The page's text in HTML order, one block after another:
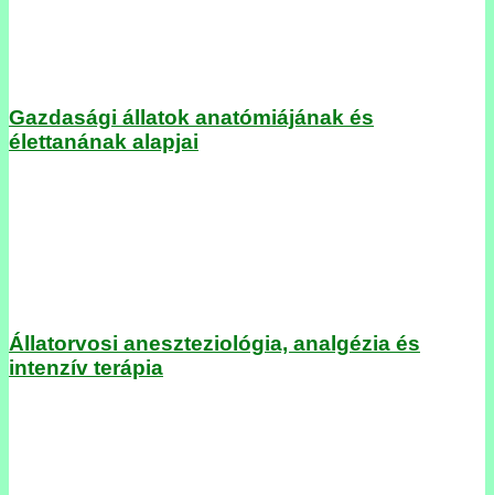
Gazdasági állatok anatómiájának és
élettanának alapjai
Állatorvosi aneszteziológia, analgézia és
intenzív terápia